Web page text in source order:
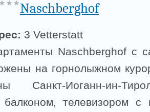
Naschberghof
3 Vetterstatt
Naschberghof с
на горнолыжном
Санкт-Иоганн-ин-
балконом, телевизором с